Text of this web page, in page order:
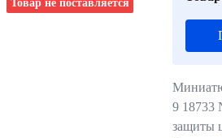
Товар не поставляется
9 18733
защиты